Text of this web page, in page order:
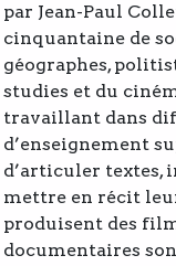
par Jean-Paul
cinquantaine de
géographes,
studies et du
travaillant dans
d’enseignement
d’articuler textes,
mettre en récit
produisent des
documentaires